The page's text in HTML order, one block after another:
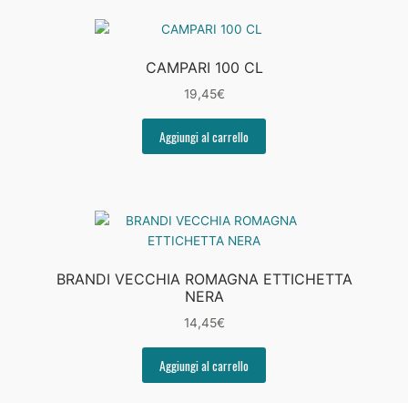
CAMPARI 100 CL
19,45€
Aggiungi al carrello
BRANDI VECCHIA ROMAGNA ETTICHETTA
NERA
14,45€
Aggiungi al carrello